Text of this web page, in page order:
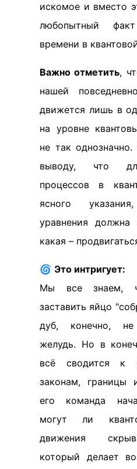
искомое и вместо
любопытный
времени в
Важно отметить,
нашей
движется лишь в
на уровне
не так
выводу, что
процессов в
ясного
уравнения должна
какая –
🌀 Это интригует:
Мы все знаем,
заставить яйцо
дуб, конечно,
желудь. Но в
всё сводится к
законам, границы
его команда
могут ли
движения
который делает